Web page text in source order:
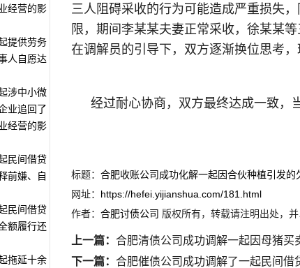
经营的影
提供劳务
人自愿达
涉中小微
业追回了
经营的影
民间借贷
前嫌、自
民间借贷
额履行还
拖延十余
三人阻碍采收的行为可能造成严重损失
限，期间李某某夫妻正常采收，徐某某
在调解员的引导下，双方逐渐换位思考，
经过耐心协商，双方最终达成一致，
标题： 合肥收账公司成功化解一起因合伙种植引发
网址： https://hefei.yijianshua.com/181.html
作者： 合肥讨债公司 版权所有，转载请注明出处，并
上一篇： 合肥清债公司成功调解一起因母猪
下一篇： 合肥催债公司成功调解了一起民间借